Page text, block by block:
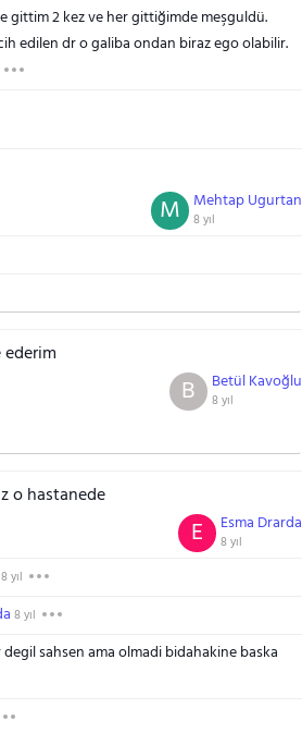
gittim 2 kez ve her gittiğimde meşguldü.
edilen dr o galiba ondan biraz ego olabilir.
Mehtap Ugurtan
8 yıl
M
Betül Kavoğlu
8 yıl
B
o hastanede
Esma Drarda
8 yıl
E
8 yıl
8 yıl
sahsen ama olmadi bidahakine baska